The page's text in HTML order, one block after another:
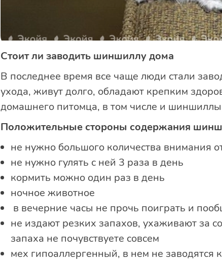
Стоит ли заводить шиншиллу дома
В последнее время все чаще люди стали
ухода, живут долго, обладают крепким
домашнего питомца, в том числе и
Положительные стороны содержания
не нужно большого количества внимания
не нужно гулять с ней 3 раза в день
кормить можно один раз в день
ночное животное
в вечерние часы не прочь поиграть и
не издают резких запахов, ухаживают за
запаха не почувствуете совсем
мех гипоаллергенный, в нем не